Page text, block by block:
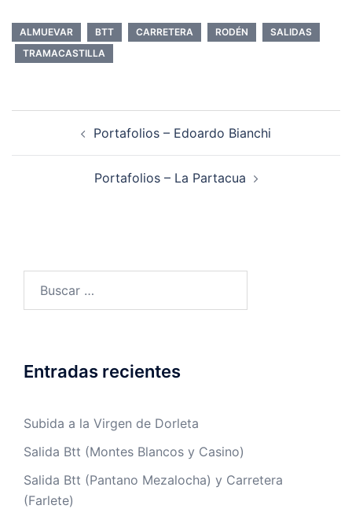
ALMUEVAR BTT CARRETERA RODÉN
SALIDAS
TRAMACASTILLA
entradas
Portafolios – Edoardo Bianchi
Portafolios – La Partacua
Entradas recientes
Subida a la Virgen de Dorleta
Salida Btt (Montes Blancos y Casino)
Salida Btt (Pantano Mezalocha) y Carretera
(Farlete)